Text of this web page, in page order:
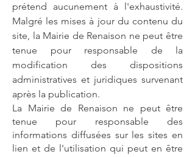
prétend aucunement à l'exhaustivité.
Malgré les mises à jour du contenu du
site, la Mairie de Renaison ne peut être
tenue pour responsable de la
modification des dispositions
administratives et juridiques survenant
après la publication.
La Mairie de Renaison ne peut être
tenue pour responsable des
informations diffusées sur les sites en
lien et de l'utilisation qui peut en être